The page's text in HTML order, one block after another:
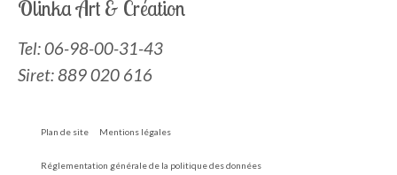
Olinka Art & Création
Tel:06-98-00-31-43
Siret: 889 020 616
Plan de site Mentions légales
Réglementation générale de la politique des données